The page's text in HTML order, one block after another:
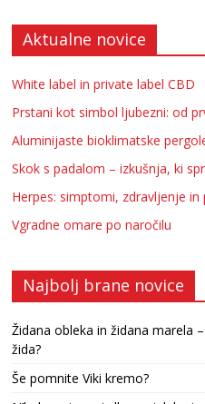
Aktualne novice
White label in private label CBD
Prstani kot simbol ljubezni: od
Aluminijaste bioklimatske
Skok s padalom – izkušnja, ki
Herpes: simptomi, zdravljenje in
Vgradne omare po naročilu
Najbolj brane novice
Židana obleka in židana marela
žida?
Še pomnite Viki kremo?